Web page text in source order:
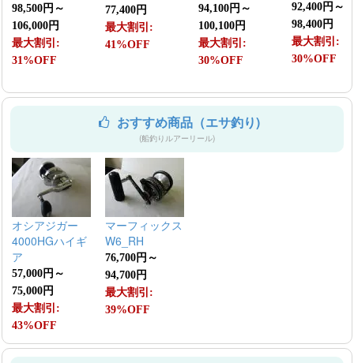
98,500円～
106,000円
最大割引:
31%OFF
77,400円
最大割引:
41%OFF
94,100円～
100,100円
最大割引:
30%OFF
92,400円～
98,400円
最大割引:
30%OFF
おすすめ商品（エサ釣り)
(船釣りルアーリール)
オシアジガー
4000HGハイギ
ア
57,000円～
75,000円
最大割引:
43%OFF
マーフィックス
W6_RH
76,700円～
94,700円
最大割引:
39%OFF